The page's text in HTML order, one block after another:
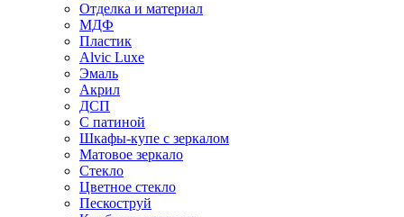
Отделка и материал
МДФ
Пластик
Alvic Luxe
Эмаль
Акрил
ДСП
С патиной
Шкафы-купе с зеркалом
Матовое зеркало
Стекло
Цветное стекло
Пескоструй